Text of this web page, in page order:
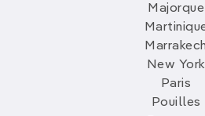
Majorque
Marrakech
New York
Paris
Pouilles